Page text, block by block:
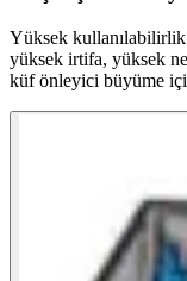
Yüksek kullanılabilirlik
yüksek irtifa, yüksek
küf önleyici büyüme